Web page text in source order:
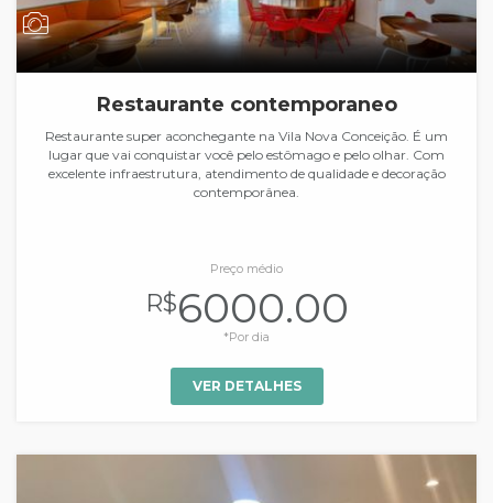
Restaurante contemporaneo
Restaurante super aconchegante na Vila Nova Conceição. É um
lugar que vai conquistar você pelo estômago e pelo olhar. Com
excelente infraestrutura, atendimento de qualidade e decoração
contemporânea.
Preço médio
R$6000.00
*Por dia
VER DETALHES